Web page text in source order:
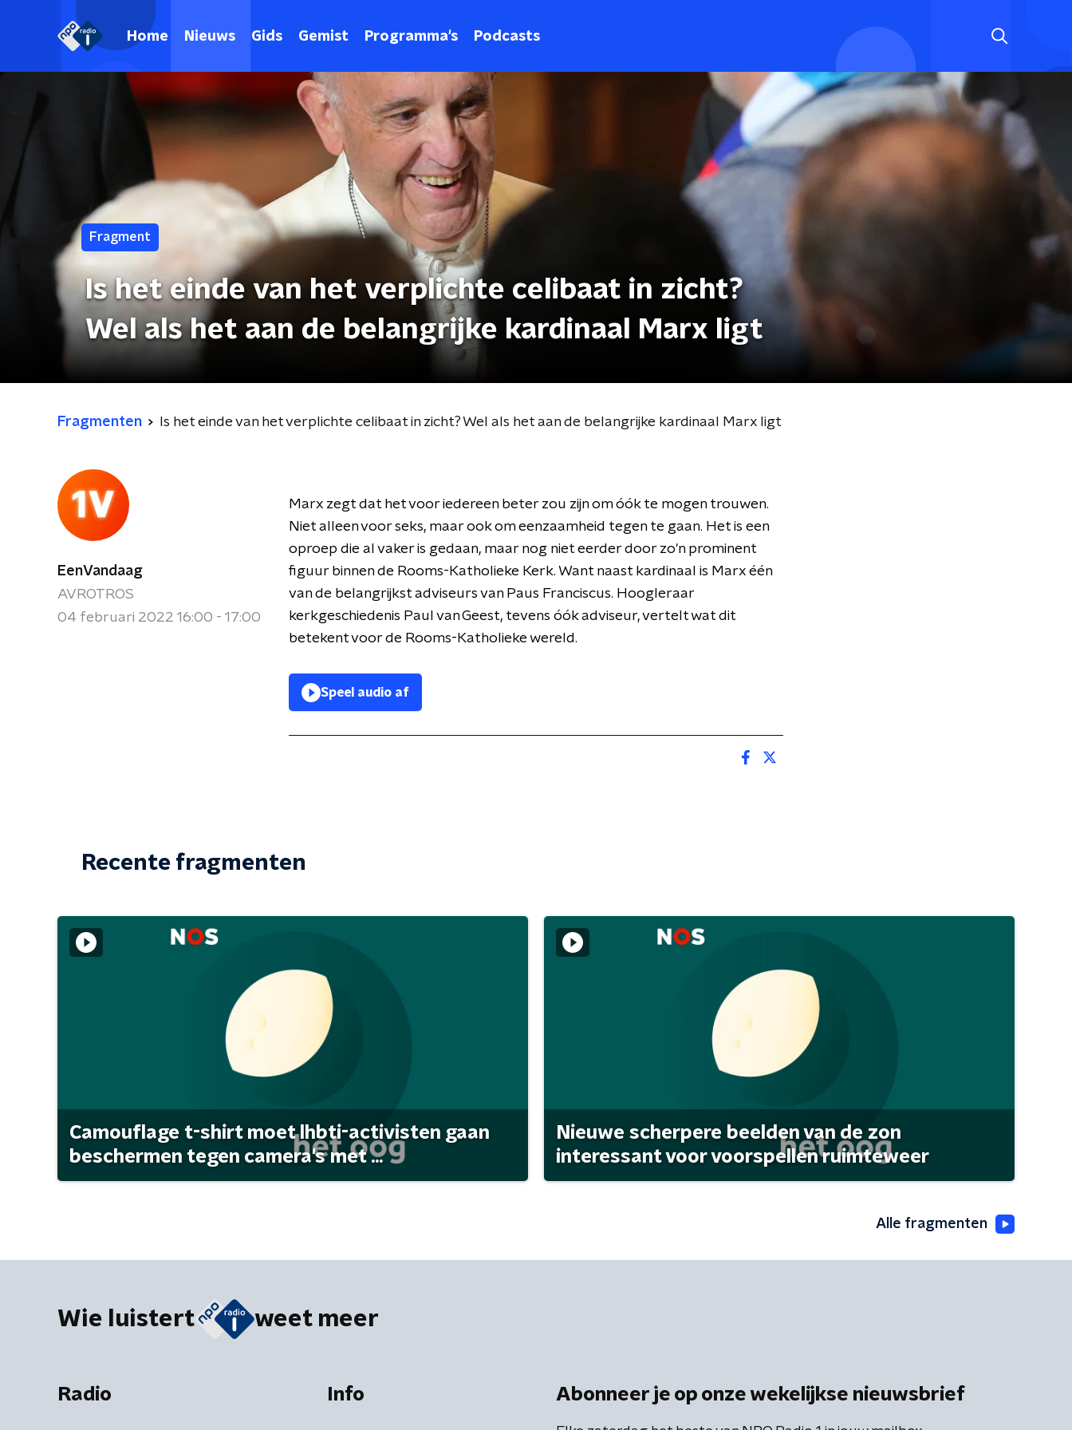
Home Nieuws Gids Gemist Programma's Podcasts
Fragment
Is het einde van het verplichte celibaat in zicht?
Wel als het aan de belangrijke kardinaal Marx ligt
Fragmenten Is het einde van het verplichte celibaat in zicht? Wel als het aan de belangrijke kardinaal Marx ligt
EenVandaag
AVROTROS
04 februari 2022 16:00 - 17:00
Marx zegt dat het voor iedereen beter zou zijn om óók te mogen trouwen.
Niet alleen voor seks, maar ook om eenzaamheid tegen te gaan. Het is een
oproep die al vaker is gedaan, maar nog niet eerder door zo'n prominent
figuur binnen de Rooms-Katholieke Kerk. Want naast kardinaal is Marx één
van de belangrijkst adviseurs van Paus Franciscus. Hoogleraar
kerkgeschiedenis Paul van Geest, tevens óók adviseur, vertelt wat dit
betekent voor de Rooms-Katholieke wereld.
Speel audio af
Recente fragmenten
Camouflage t-shirt moet lhbti-activisten gaan
beschermen tegen camera's met ...
Nieuwe scherpere beelden van de zon
interessant voor voorspellen ruimteweer
Alle fragmenten
Wie luistert weet meer
Radio Info Abonneer je op onze wekelijkse nieuwsbrief